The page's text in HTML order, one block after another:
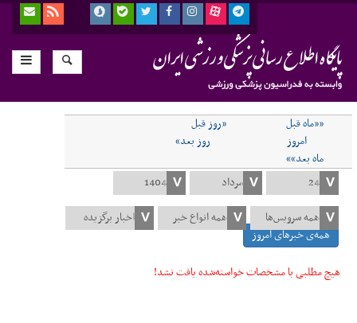
««ماه قبل
«روز قبل
امروز
روز بعد»
ماه بعد»»
همه‌ی خبرهای امروز
هیچ مطلبی با مشخصات خواسته‌شده یافت نشد!